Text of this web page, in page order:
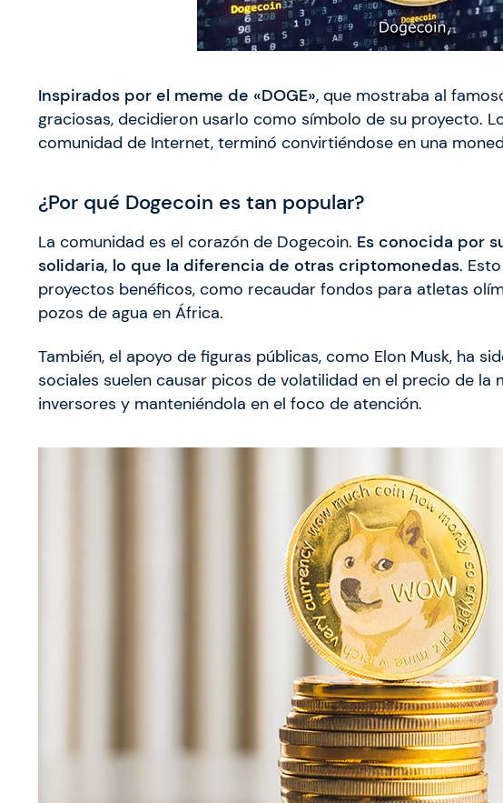
Inspirados por el meme de «DOGE», que mostraba al
graciosas, decidieron usarlo como símbolo de su proyecto.
comunidad de Internet, terminó convirtiéndose en una
¿Por qué Dogecoin es tan popular?
La comunidad es el corazón de Dogecoin. Es conocida por
solidaria, lo que la diferencia de otras criptomonedas.
proyectos benéficos, como recaudar fondos para atletas
pozos de agua en África.
También, el apoyo de figuras públicas, como Elon Musk, ha
sociales suelen causar picos de volatilidad en el precio de la
inversores y manteniéndola en el foco de atención.